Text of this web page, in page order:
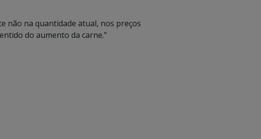
não na quantidade atual, nos preços
do aumento da carne.”